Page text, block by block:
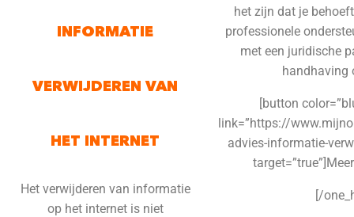
INFORMATIE
VERWIJDEREN VAN
HET INTERNET
Het verwijderen van informatie
op het internet is niet
het zijn dat je
professionele
met een juridische
handhaving
[button
link=”https://
advies-informatie-
[/